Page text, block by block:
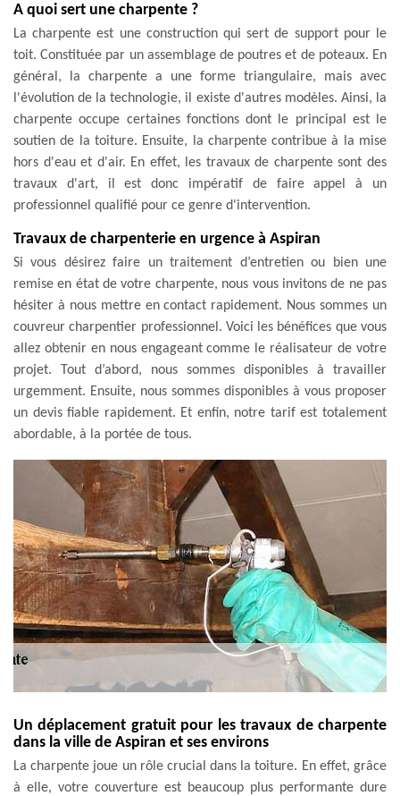
A quoi sert une charpente ?
La charpente est une construction qui sert de support pour le
toit. Constituée par un assemblage de poutres et de poteaux. En
général, la charpente a une forme triangulaire, mais avec
l'évolution de la technologie, il existe d'autres modèles. Ainsi, la
charpente occupe certaines fonctions dont le principal est le
soutien de la toiture. Ensuite, la charpente contribue à la mise
hors d'eau et d'air. En effet, les travaux de charpente sont des
travaux d'art, il est donc impératif de faire appel à un
professionnel qualifié pour ce genre d'intervention.
Travaux de charpenterie en urgence à Aspiran
Si vous désirez faire un traitement d’entretien ou bien une
remise en état de votre charpente, nous vous invitons de ne pas
hésiter à nous mettre en contact rapidement. Nous sommes un
couvreur charpentier professionnel. Voici les bénéfices que vous
allez obtenir en nous engageant comme le réalisateur de votre
projet. Tout d’abord, nous sommes disponibles à travailler
urgemment. Ensuite, nous sommes disponibles à vous proposer
un devis fiable rapidement. Et enfin, notre tarif est totalement
abordable, à la portée de tous.
Un déplacement gratuit pour les travaux de charpente
dans la ville de Aspiran et ses environs
La charpente joue un rôle crucial dans la toiture. En effet, grâce
à elle, votre couverture est beaucoup plus performante dure